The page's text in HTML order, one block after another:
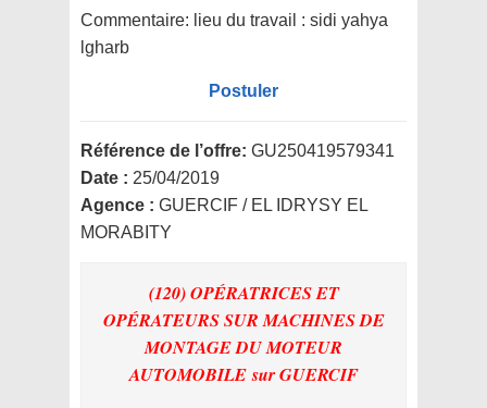
Commentaire: lieu du travail : sidi yahya
lgharb
Postuler
Référence de l’offre: GU250419579341
Date : 25/04/2019
Agence : GUERCIF / EL IDRYSY EL
MORABITY
(120) OPÉRATRICES ET
OPÉRATEURS SUR MACHINES DE
MONTAGE DU MOTEUR
AUTOMOBILEsur GUERCIF